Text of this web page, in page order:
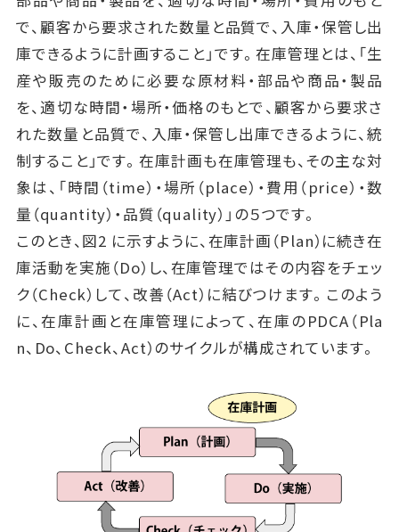
で、顧客から要求された数量と品質で、入庫・保管し出
庫できるように計画すること」です。在庫管理とは、「生
産や販売のために必要な原材料・部品や商品・製品
を、適切な時間・場所・価格のもとで、顧客から要求さ
れた数量と品質で、入庫・保管し出庫できるように、統
制すること」です。在庫計画も在庫管理も、その主な対
象は、「時間（time）・場所（place）・費用（price）・数
量（quantity）・品質（quality）」の５つです。
このとき、図2 に示すように、在庫計画（Plan）に続き在
庫活動を実施（Do）し、在庫管理ではその内容をチェッ
ク（Check）して、改善（Act）に結びつけます。このよう
に、在庫計画と在庫管理によって、在庫のPDCA（Pla
n、Do、Check、Act）のサイクルが構成されています。